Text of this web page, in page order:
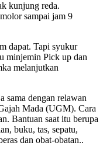
kunjung reda.
sampai jam 9
dapat. Tapi syukur
minjemin Pick up dan
melanjutkan
sama dengan relawan
Mada (UGM). Cara
Bantuan saat itu berupa
buku, tas, sepatu,
dan obat-obatan..